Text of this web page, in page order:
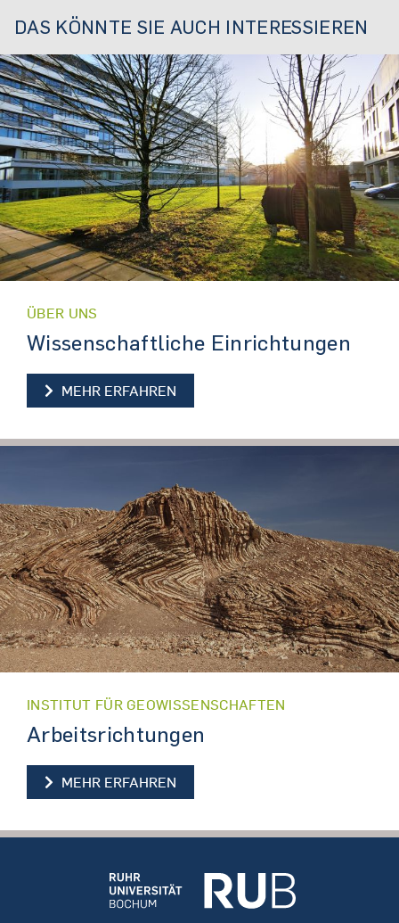
DAS KÖNNTE SIE AUCH INTERESSIEREN
ÜBER UNS
Wissenschaftliche Einrichtungen
MEHR ERFAHREN
INSTITUT FÜR GEOWISSENSCHAFTEN
Arbeitsrichtungen
MEHR ERFAHREN